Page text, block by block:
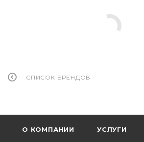
СПИСОК БРЕНДОВ
О КОМПАНИИ УСЛУГИ